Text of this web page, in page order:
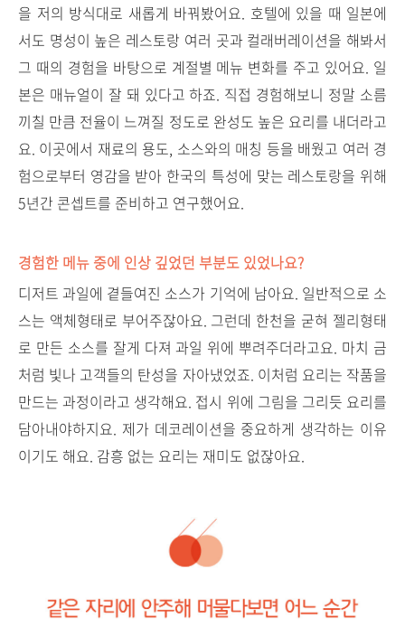
을 저의 방식대로 새롭게 바꿔봤어요. 호텔에 있을 때 일본에
서도 명성이 높은 레스토랑 여러 곳과 컬래버레이션을 해봐서
그 때의 경험을 바탕으로 계절별 메뉴 변화를 주고 있어요. 일
본은 매뉴얼이 잘 돼 있다고 하죠. 직접 경험해보니 정말 소름
끼칠 만큼 전율이 느껴질 정도로 완성도 높은 요리를 내더라고
요. 이곳에서 재료의 용도, 소스와의 매칭 등을 배웠고 여러 경
험으로부터 영감을 받아 한국의 특성에 맞는 레스토랑을 위해
5년간 콘셉트를 준비하고 연구했어요.
경험한 메뉴 중에 인상 깊었던 부분도 있었나요?
디저트 과일에 곁들여진 소스가 기억에 남아요. 일반적으로 소
스는 액체형태로 부어주잖아요. 그런데 한천을 굳혀 젤리형태
로 만든 소스를 잘게 다져 과일 위에 뿌려주더라고요. 마치 금
처럼 빛나 고객들의 탄성을 자아냈었죠. 이처럼 요리는 작품을
만드는 과정이라고 생각해요. 접시 위에 그림을 그리듯 요리를
담아내야하지요. 제가 데코레이션을 중요하게 생각하는 이유
이기도 해요. 감흥 없는 요리는 재미도 없잖아요.